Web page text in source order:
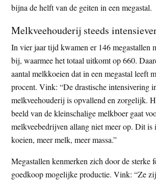
bijna de helft van de geiten in een megastal.
Melkveehouderij steeds
In vier jaar tijd kwamen er 146 megastallen
bij, waarmee het totaal uitkomt op 660.
aantal melkkoeien dat in een megastal leeft
procent. Vink: “De drastische intensivering
melkveehouderij is opvallend en zorgelijk.
beeld van de kleinschalige melkboer gaat
melkveebedrijven allang niet meer op. Dit is
koeien, meer melk, meer massa.”
Megastallen kenmerken zich door de sterke
goedkoop mogelijke productie. Vink: “Ze